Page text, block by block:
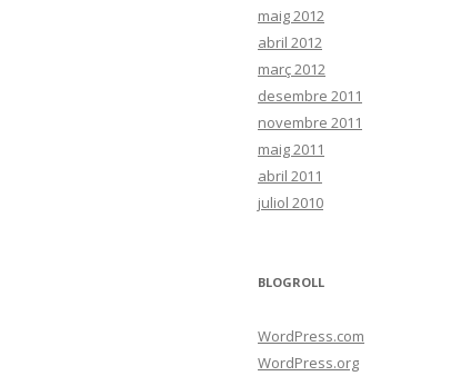
maig 2012
abril 2012
març 2012
desembre 2011
novembre 2011
maig 2011
abril 2011
juliol 2010
BLOGROLL
WordPress.com
WordPress.org